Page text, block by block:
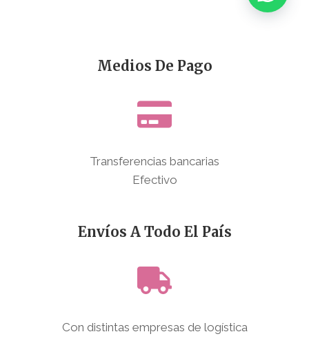
Medios De Pago
Transferencias bancarias
Efectivo
Envíos A Todo El País
Con distintas empresas de logística